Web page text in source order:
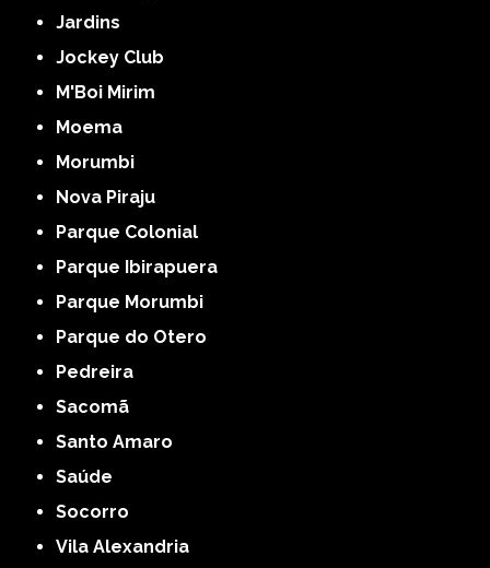
Jardins
Jockey Club
M'Boi Mirim
Moema
Morumbi
Nova Piraju
Parque Colonial
Parque Ibirapuera
Parque Morumbi
Parque do Otero
Pedreira
Sacomã
Santo Amaro
Saúde
Socorro
Vila Alexandria